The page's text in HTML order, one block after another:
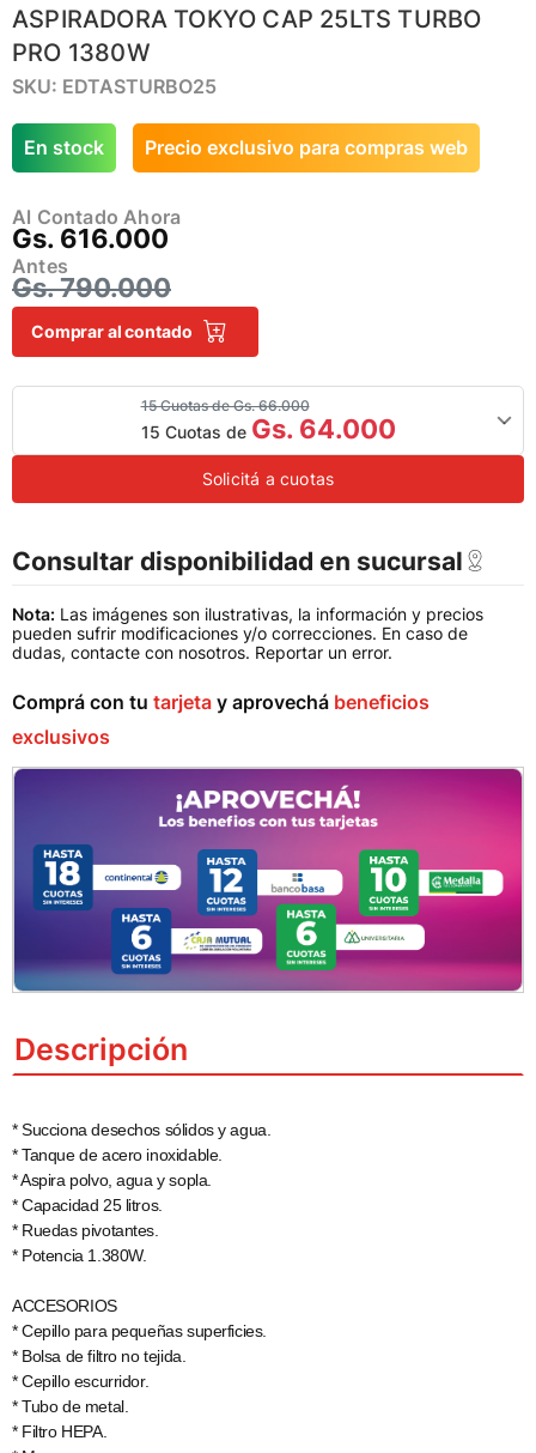
ASPIRADORA TOKYO CAP 25LTS TURBO
PRO 1380W
SKU: EDTASTURBO25
En stock Precio exclusivo para compras web
Al Contado Ahora
Gs. 616.000
Antes
Gs. 790.000
Comprar al contado
15 Cuotas de Gs. 66.000
15 Cuotas de Gs. 64.000
Solicitá a cuotas
Consultar disponibilidad en sucursal
Nota: Las imágenes son ilustrativas, la información y precios
pueden sufrir modificaciones y/o correcciones. En caso de
dudas, contacte con nosotros. Reportar un error.
Comprá con tu tarjeta y aprovechá beneficios
exclusivos
Descripción
* Succiona desechos sólidos y agua.
* Tanque de acero inoxidable.
* Aspira polvo, agua y sopla.
* Capacidad 25 litros.
* Ruedas pivotantes.
* Potencia 1.380W.
ACCESORIOS
* Cepillo para pequeñas superficies.
* Bolsa de filtro no tejida.
* Cepillo escurridor.
* Tubo de metal.
* Filtro HEPA.